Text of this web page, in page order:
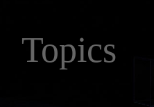
Topics